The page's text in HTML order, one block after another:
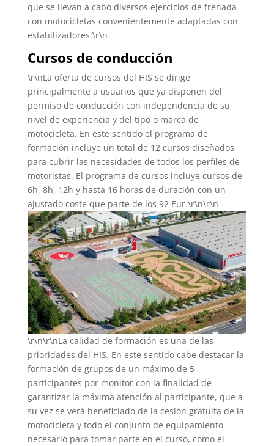
que se llevan a cabo diversos ejercicios de frenada
con motocicletas convenientemente adaptadas con
estabilizadores.\r\n
Cursos de conducción
\r\nLa oferta de cursos del HIS se dirige
principalmente a usuarios que ya disponen del
permiso de conducción con independencia de su
nivel de experiencia y del tipo o marca de
motocicleta. En este sentido el programa de
formación incluye un total de 12 cursos diseñados
para cubrir las necesidades de todos los perfiles de
motoristas. El programa de cursos incluye cursos de
6h, 8h, 12h y hasta 16 horas de duración con un
ajustado coste que parte de los 92 Eur.\r\n\r\n
\r\n\r\nLa calidad de formación es una de las
prioridades del HIS. En este sentido cabe destacar la
formación de grupos de un máximo de 5
participantes por monitor con la finalidad de
garantizar la máxima atención al participante, que a
su vez se verá beneficiado de la cesión gratuita de la
motocicleta y todo el conjunto de equipamiento
necesario para tomar parte en el curso, como el